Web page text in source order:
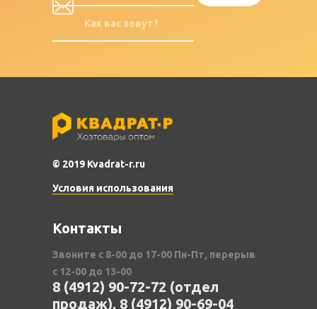
© 2019 Kvadrat-r.ru
Условия использования
Контакты
Звоните с 8-00 до 17-00 Пн-Пт, перерыв
с 12-00 до 13-00
8 (4912) 90-72-72 (отдел
продаж), 8 (4912) 90-69-04